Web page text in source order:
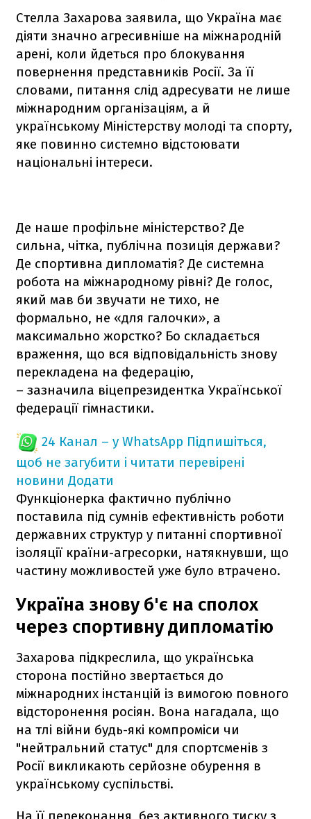
Стелла Захарова заявила, що Україна має
діяти значно агресивніше на міжнародній
арені, коли йдеться про блокування
повернення представників Росії. За її
словами, питання слід адресувати не лише
міжнародним організаціям, а й
українському Міністерству молоді та спорту,
яке повинно системно відстоювати
національні інтереси.
Де наше профільне міністерство? Де
сильна, чітка, публічна позиція держави?
Де спортивна дипломатія? Де системна
робота на міжнародному рівні? Де голос,
який мав би звучати не тихо, не
формально, не «для галочки», а
максимально жорстко? Бо складається
враження, що вся відповідальність знову
перекладена на федерацію,
– зазначила віцепрезидентка Української
федерації гімнастики.
24 Канал – у WhatsApp Підпишіться,
щоб не загубити і читати перевірені
новини Додати
Функціонерка фактично публічно
поставила під сумнів ефективність роботи
державних структур у питанні спортивної
ізоляції країни-агресорки, натякнувши, що
частину можливостей уже було втрачено.
Україна знову б'є на сполох
через спортивну дипломатію
Захарова підкреслила, що українська
сторона постійно звертається до
міжнародних інстанцій із вимогою повного
відсторонення росіян. Вона нагадала, що
на тлі війни будь-які компроміси чи
"нейтральний статус" для спортсменів з
Росії викликають серйозне обурення в
українському суспільстві.
На її переконання, без активного тиску з